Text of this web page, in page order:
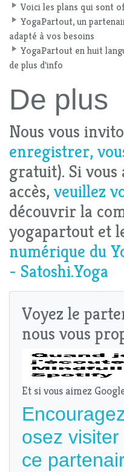
Voici les plans qui sont
YogaPartout, un
adapté à vos besoins
YogaPartout en huit
de plus d'info
De plus
Nous vous
enregistrer,
gratuit). Si vous
accès, veuillez
découvrir la
yogapartout et
numérique du
- Satoshi.Yoga
Voyez le
nous vous
Et si vous aimez
osez visiter
ce